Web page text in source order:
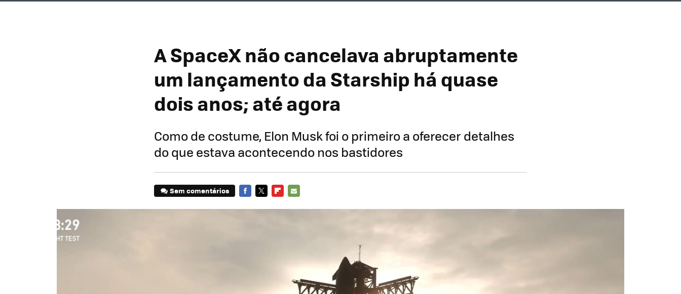
A SpaceX não cancelava abruptamente
um lançamento da Starship há quase
dois anos; até agora
Como de costume, Elon Musk foi o primeiro a oferecer detalhes
do que estava acontecendo nos bastidores
Sem comentários